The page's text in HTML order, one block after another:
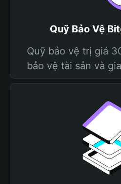
Quỹ Bảo Vệ
Quỹ bảo vệ trị giá
bảo vệ tài sản và